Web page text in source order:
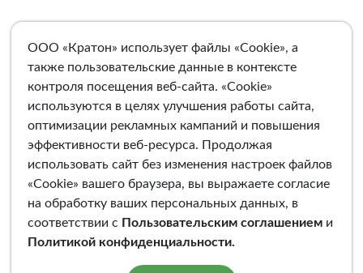
ООО «Кратон» использует файлы «Cookie», а
также пользовательские данные в контексте
контроля посещения веб-сайта. «Cookie»
используются в целях улучшения работы сайта,
оптимизации рекламных кампаний и повышения
эффективности веб-ресурса. Продолжая
использовать сайт без изменения настроек файлов
«Cookie» вашего браузера, вы выражаете согласие
на обработку ваших персональных данных, в
соответствии с Пользовательским соглашением и
Политикой конфиденциальности.